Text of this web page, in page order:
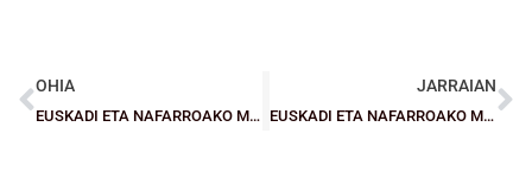
OHIA
EUSKADI ETA NAFARROAKO MINIEN TXAPELKETA: Bizkaiko mutilek 72-56 irabazi diote Nafarroari eta finalean dira
JARRAIAN
EUSKADI ETA NAFARROAKO MINIEN TXAPELKETA: Bizkaitarrak azpi-txapeldun (51-67)